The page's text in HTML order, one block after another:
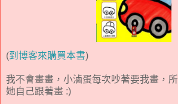
(到博客來購買本書)
我不會畫畫，小滷蛋每次吵著要我畫，
她自己跟著畫 :)